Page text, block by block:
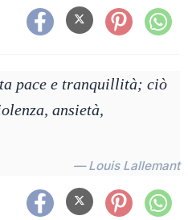
pace e tranquillità; ciò
ansietà,
— Louis Lallemant